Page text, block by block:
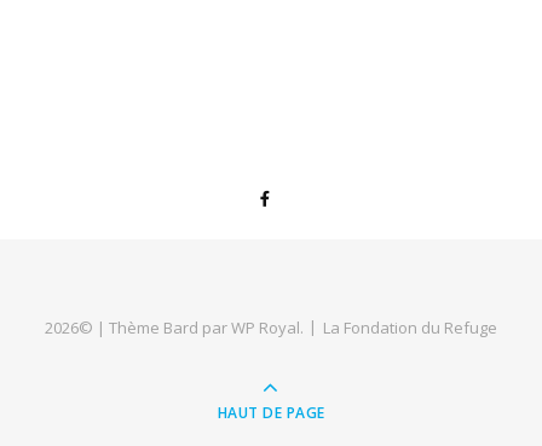
2026© | Thème Bard parWP Royal. La Fondation du Refuge
HAUT DE PAGE